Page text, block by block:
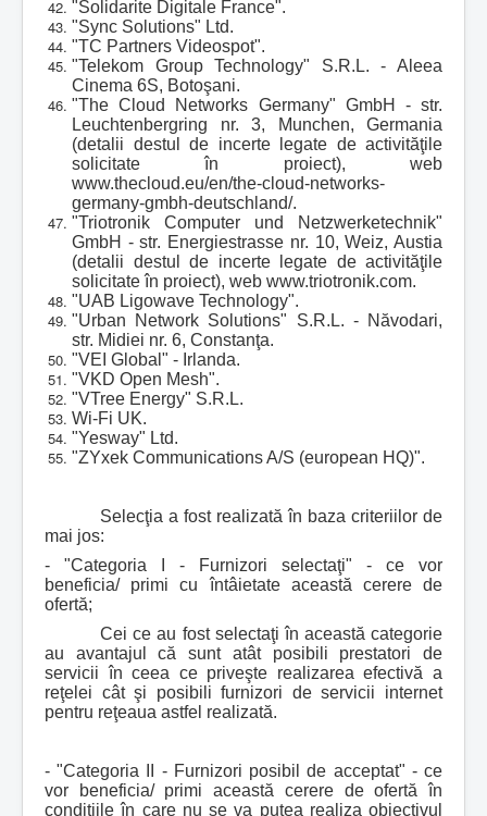
"Solidarite Digitale France".
"Sync Solutions" Ltd.
"TC Partners Videospot".
"Telekom Group Technology" S.R.L. - Aleea
Cinema 6S, Botoşani.
"The Cloud Networks Germany" GmbH - str.
Leuchtenbergring nr. 3, Munchen, Germania
(detalii destul de incerte legate de activităţile
solicitate în proiect), web
www.thecloud.eu/en/the-cloud-networks-
germany-gmbh-deutschland/.
"Triotronik Computer und Netzwerketechnik"
GmbH - str. Energiestrasse nr. 10, Weiz, Austia
(detalii destul de incerte legate de activităţile
solicitate în proiect), web www.triotronik.com.
"UAB Ligowave Technology".
"Urban Network Solutions" S.R.L. - Năvodari,
str. Midiei nr. 6, Constanţa.
"VEI Global" - Irlanda.
"VKD Open Mesh".
"VTree Energy" S.R.L.
Wi-Fi UK.
"Yesway" Ltd.
"ZYxek Communications A/S (european HQ)".
Selecţia a fost realizată în baza criteriilor de
mai jos:
- "Categoria I - Furnizori selectaţi" - ce vor
beneficia/ primi cu întâietate această cerere de
ofertă;
Cei ce au fost selectaţi în această categorie
au avantajul că sunt atât posibili prestatori de
servicii în ceea ce priveşte realizarea efectivă a
reţelei cât şi posibili furnizori de servicii internet
pentru reţeaua astfel realizată.
- "Categoria II - Furnizori posibil de acceptat" - ce
vor beneficia/ primi această cerere de ofertă în
condiţiile în care nu se va putea realiza obiectivul